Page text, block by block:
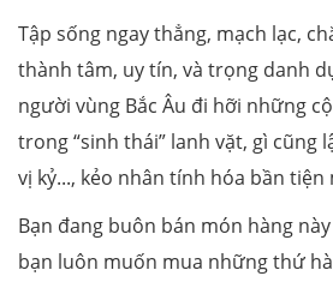
Tập sống ngay thẳng, mạch lạc,
thành tâm, uy tín, và trọng danh
người vùng Bắc Âu đi hỡi những
trong “sinh thái” lanh vặt, gì cũng
vị kỷ..., kẻo nhân tính hóa bần tiện
Bạn đang buôn bán món hàng
bạn luôn muốn mua những thứ